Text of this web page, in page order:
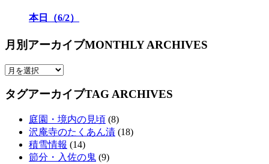
本日（6/2）
月別アーカイブMONTHLY ARCHIVES
タグアーカイブTAG ARCHIVES
庭園・境内の見頃 (8)
沢庵寺のたくあん漬 (18)
積雪情報 (14)
節分・入佐の鬼 (9)